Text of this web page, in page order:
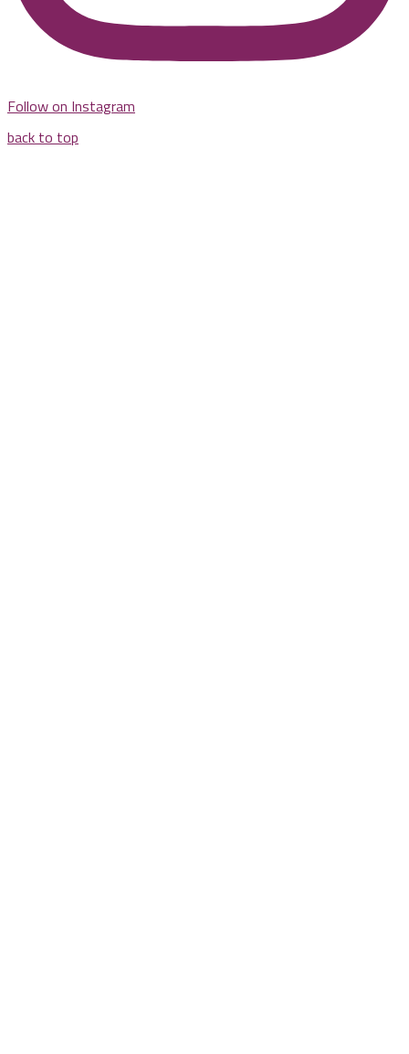
Follow on Instagram
back to top